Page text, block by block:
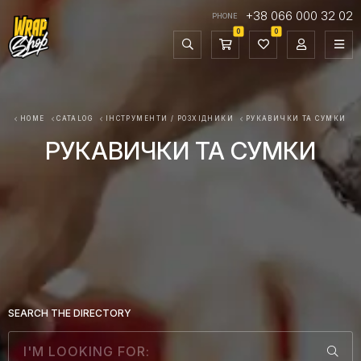
PHONE +38 066 000 32 02
0 0
HOME CATALOG ІНСТРУМЕНТИ / РОЗХІДНИКИ РУКАВИЧКИ ТА СУМКИ
РУКАВИЧКИ ТА СУМКИ
SEARCH THE DIRECTORY